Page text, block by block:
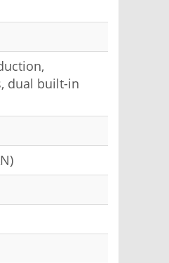
dual built-in